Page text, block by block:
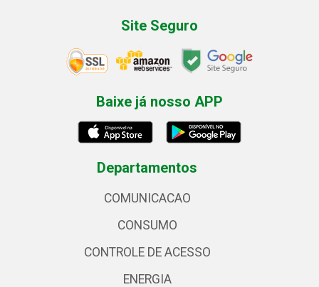
Site Seguro
Baixe já nosso APP
Departamentos
COMUNICACAO
CONSUMO
CONTROLE DE ACESSO
ENERGIA